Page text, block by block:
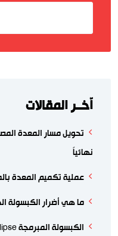
اّخــر المقالات
تحويل مسار المعدة
نهائياً
عملية تكميم المعدة
ما هي أضرار الكبسولة